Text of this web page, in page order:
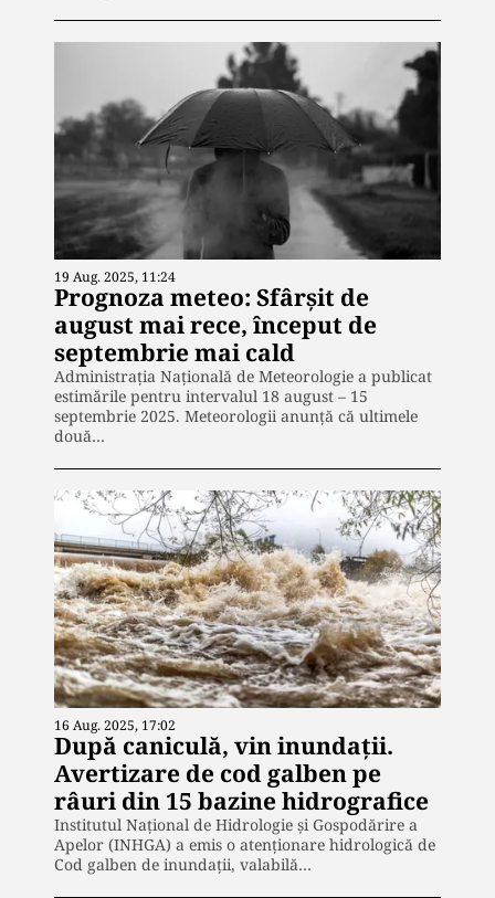
19 Aug. 2025, 11:24
Prognoza meteo: Sfârșit de
august mai rece, început de
septembrie mai cald
Administrația Națională de Meteorologie a publicat
estimările pentru intervalul 18 august – 15
septembrie 2025. Meteorologii anunță că ultimele
două…
16 Aug. 2025, 17:02
După caniculă, vin inundații.
Avertizare de cod galben pe
râuri din 15 bazine hidrografice
Institutul Național de Hidrologie și Gospodărire a
Apelor (INHGA) a emis o atenționare hidrologică de
Cod galben de inundații, valabilă…